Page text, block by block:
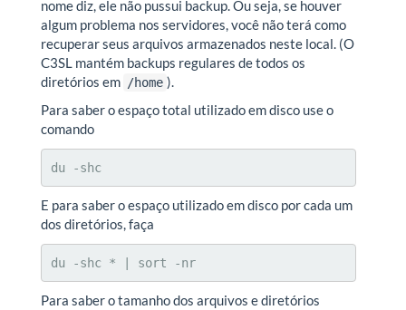
nome diz, ele não pussui backup. Ou seja, se houver
algum problema nos servidores, você não terá como
recuperar seus arquivos armazenados neste local. (O
C3SL mantém backups regulares de todos os
diretórios em /home ).
Para saber o espaço total utilizado em disco use o
comando
du -shc
E para saber o espaço utilizado em disco por cada um
dos diretórios, faça
du -shc * | sort -nr
Para saber o tamanho dos arquivos e diretórios